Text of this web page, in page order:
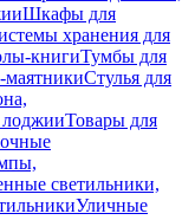
Шкафы для
хранения для
книгиТумбы для
маятникиСтулья для
лоджииТовары для
светильники,
Уличные